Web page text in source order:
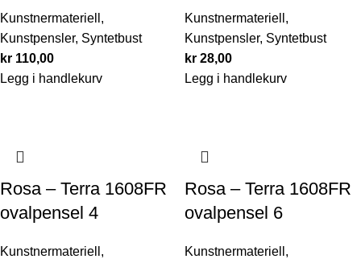
Kunstnermateriell ,
Kunstpensler, Syntetbust
kr 110,00
Legg i handlekurv
Kunstnermateriell ,
Kunstpensler, Syntetbust
kr 28,00
Legg i handlekurv
Rosa – Terra 1608FR
ovalpensel 4
Kunstnermateriell ,
Rosa – Terra 1608FR
ovalpensel 6
Kunstnermateriell ,